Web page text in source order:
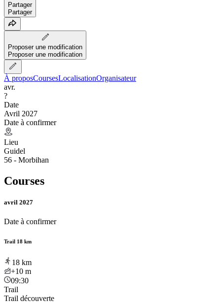
Partager
Partager
Proposer une modification
Proposer une modification
À proposCoursesLocalisationOrganisateur
avr.
?
Date
Avril 2027
Date à confirmer
Lieu
Guidel
56 - Morbihan
Courses
avril 2027
Date à confirmer
Trail 18 km
18 km
+10 m
09:30
Trail
Trail découverte